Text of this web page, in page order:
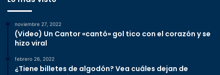
noviembre 27, 2022
(Video) Un Cantor «cantó» gol tico con el corazón y se
hizo viral
febrero 26, 2022
¿Tiene billetes de algodón? Vea cuáles dejan de